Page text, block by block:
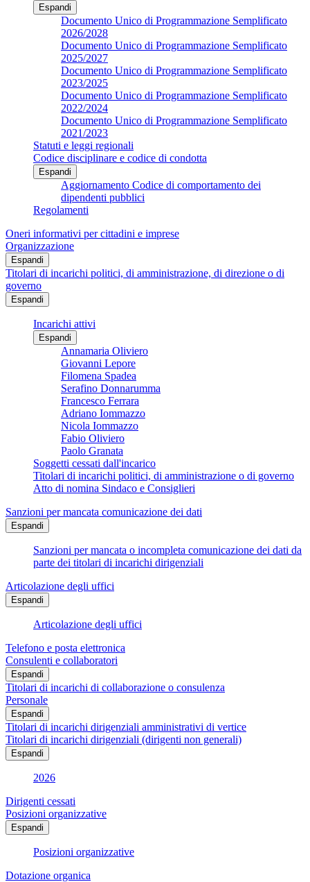
Espandi
Documento Unico di Programmazione Semplificato
2026/2028
Documento Unico di Programmazione Semplificato
2025/2027
Documento Unico di Programmazione Semplificato
2023/2025
Documento Unico di Programmazione Semplificato
2022/2024
Documento Unico di Programmazione Semplificato
2021/2023
Statuti e leggi regionali
Codice disciplinare e codice di condotta
Espandi
Aggiornamento Codice di comportamento dei
dipendenti pubblici
Regolamenti
Oneri informativi per cittadini e imprese
Organizzazione
Espandi
Titolari di incarichi politici, di amministrazione, di direzione o di
governo
Espandi
Incarichi attivi
Espandi
Annamaria Oliviero
Giovanni Lepore
Filomena Spadea
Serafino Donnarumma
Francesco Ferrara
Adriano Iommazzo
Nicola Iommazzo
Fabio Oliviero
Paolo Granata
Soggetti cessati dall'incarico
Titolari di incarichi politici, di amministrazione o di governo
Atto di nomina Sindaco e Consiglieri
Sanzioni per mancata comunicazione dei dati
Espandi
Sanzioni per mancata o incompleta comunicazione dei dati da
parte dei titolari di incarichi dirigenziali
Articolazione degli uffici
Espandi
Articolazione degli uffici
Telefono e posta elettronica
Consulenti e collaboratori
Espandi
Titolari di incarichi di collaborazione o consulenza
Personale
Espandi
Titolari di incarichi dirigenziali amministrativi di vertice
Titolari di incarichi dirigenziali (dirigenti non generali)
Espandi
2026
Dirigenti cessati
Posizioni organizzative
Espandi
Posizioni organizzative
Dotazione organica